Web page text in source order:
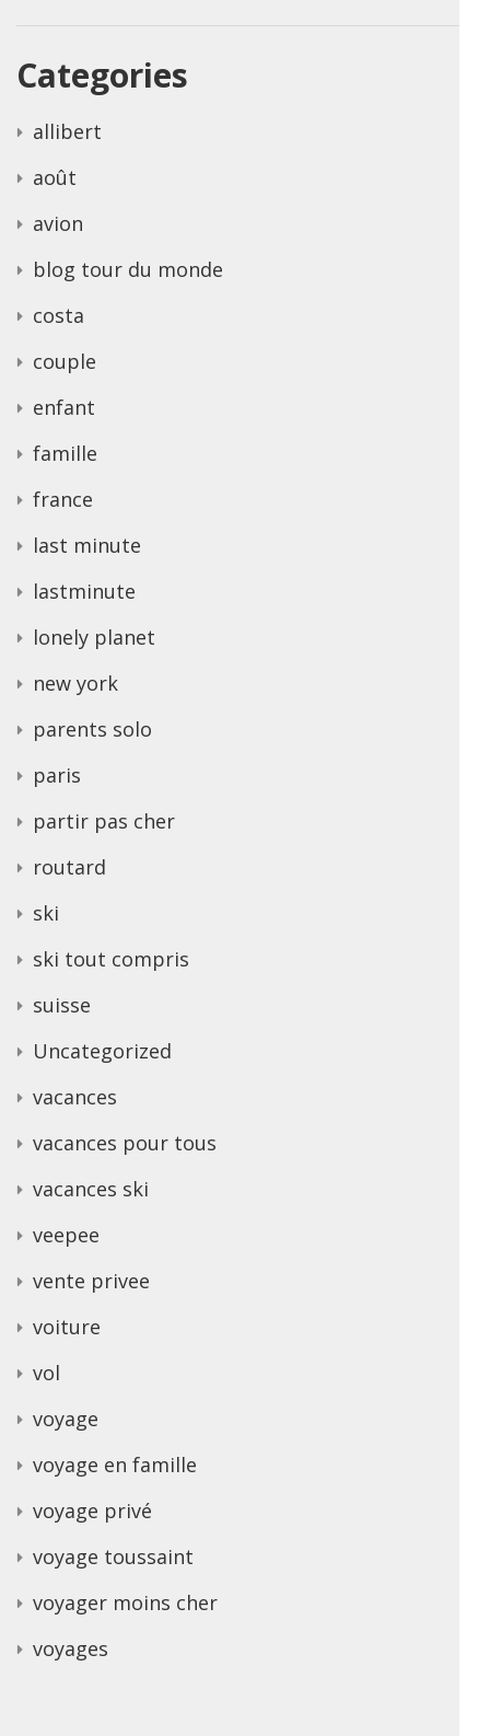
Categories
allibert
août
avion
blog tour du monde
costa
couple
enfant
famille
france
last minute
lastminute
lonely planet
new york
parents solo
paris
partir pas cher
routard
ski
ski tout compris
suisse
Uncategorized
vacances
vacances pour tous
vacances ski
veepee
vente privee
voiture
vol
voyage
voyage en famille
voyage privé
voyage toussaint
voyager moins cher
voyages